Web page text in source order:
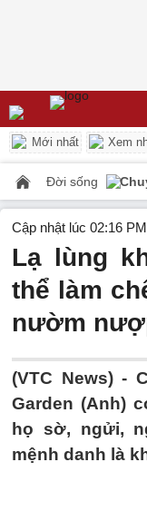
Mới nhất Xem
Đời sống
Cập nhật lúc 02:16
Lạ lùng
thể làm
nườm
(VTC News) -
Garden (Anh)
họ sờ, ngửi,
mệnh danh là